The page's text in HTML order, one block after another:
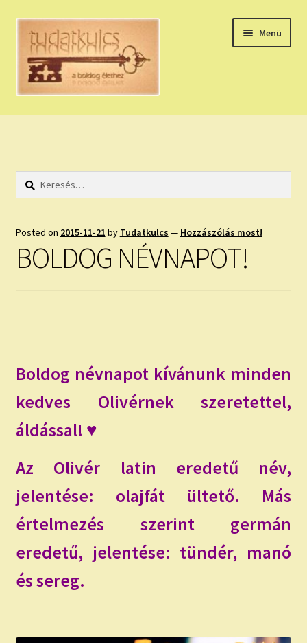
Ugrás
navigációhoz
Kilépés
tartalomba
Menü
HÚZZ EGY KÁRTYÁT!
HOLDNAPTÁR
NAPI ASZTROLÓGIA
ÍRJ NEKEM!
IRATKOZZ FEL A VIDEÓ CSATORNÁNKRA!
AJÁNDÉKOKKAL!
Keresés:
Posted on 2015-11-21 by Tudatkulcs — Hozzászólás most!
BOLDOG NÉVNAPOT!
Boldog névnapot kívánunk minden
kedves Olivérnek szeretettel,
áldással! ♥
Az Olivér latin eredetű név,
jelentése: olajfát ültető. Más
értelmezés szerint germán
eredetű, jelentése: tündér, manó
és sereg.